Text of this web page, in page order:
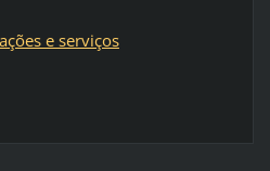
e serviços